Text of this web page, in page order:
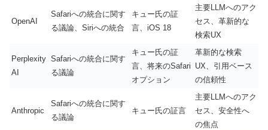
OpenAI
Safariへの統合に関す
る議論、Siriへの統合
キュー氏の証
言、iOS 18
主要LLMへのアク
セス、革新的な
検索UX
Perplexity
AI
Safariへの統合に関す
る議論
キュー氏の証
言、将来のSafari
オプション
革新的な検索
UX、引用ベース
の信頼性
Anthropic
Safariへの統合に関す
る議論
キュー氏の証言
主要LLMへのアク
セス、安全性へ
の焦点